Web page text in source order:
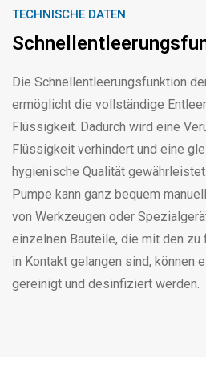
TECHNISCHE DATEN
Die Schnellentleerungsfunktion
ermöglicht die vollständige
Flüssigkeit. Dadurch wird eine
Flüssigkeit verhindert und eine
hygienische Qualität
Pumpe kann ganz bequem
von Werkzeugen oder
einzelnen Bauteile, die mit den
in Kontakt gelangen sind, können
gereinigt und desinfiziert werden.